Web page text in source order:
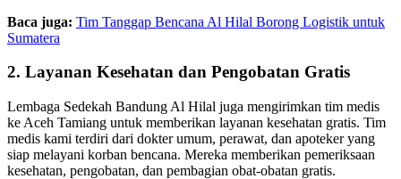
Baca juga: Tim Tanggap Bencana Al Hilal Borong Logistik untuk
Sumatera
2. Layanan Kesehatan dan Pengobatan Gratis
Lembaga Sedekah Bandung Al Hilal juga mengirimkan tim medis
ke Aceh Tamiang untuk memberikan layanan kesehatan gratis. Tim
medis kami terdiri dari dokter umum, perawat, dan apoteker yang
siap melayani korban bencana. Mereka memberikan pemeriksaan
kesehatan, pengobatan, dan pembagian obat-obatan gratis.